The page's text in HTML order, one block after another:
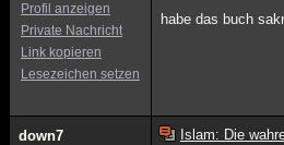
Profil anzeigen
Private Nachricht
Link kopieren
Lesezeichen setzen
habe das buch
down7 Islam: Die